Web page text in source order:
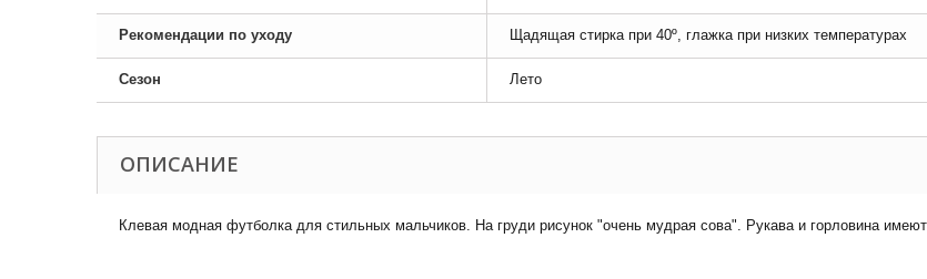
Рекомендации по уходу Щадящая стирка при 40º, глажка при низких температурах
Сезон Лето
ОПИСАНИЕ
Клевая модная футболка для стильных мальчиков. На груди рисунок "очень мудрая сова". Рукава и горловина